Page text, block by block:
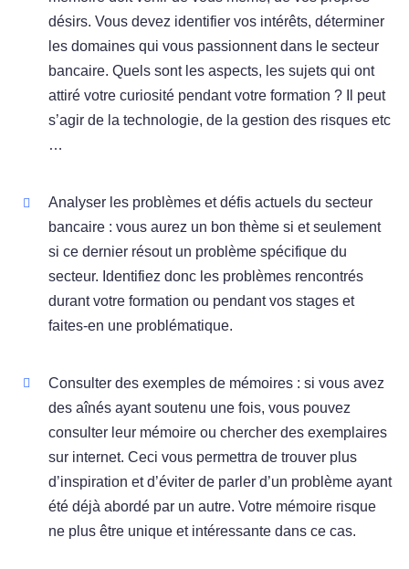
désirs. Vous devez identifier vos intérêts, déterminer
les domaines qui vous passionnent dans le secteur
bancaire. Quels sont les aspects, les sujets qui ont
attiré votre curiosité pendant votre formation ? Il peut
s’agir de la technologie, de la gestion des risques etc
…
Analyser les problèmes et défis actuels du secteur
bancaire : vous aurez un bon thème si et seulement
si ce dernier résout un problème spécifique du
secteur. Identifiez donc les problèmes rencontrés
durant votre formation ou pendant vos stages et
faites-en une problématique.
Consulter des exemples de mémoires : si vous avez
des aînés ayant soutenu une fois, vous pouvez
consulter leur mémoire ou chercher des exemplaires
sur internet. Ceci vous permettra de trouver plus
d’inspiration et d’éviter de parler d’un problème ayant
été déjà abordé par un autre. Votre mémoire risque
ne plus être unique et intéressante dans ce cas.